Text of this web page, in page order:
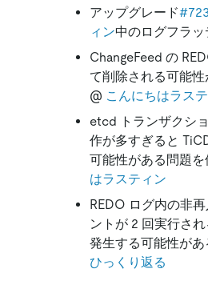
アップグレード
ィン中のログフラ
ChangeFeed の
て削除される可能
@ こんにちはラス
etcd トランザクシ
作が多すぎると
可能性がある問題を
はラスティン
REDO ログ内の非
ントが 2 回実行さ
発生する可能性が
ひっくり返る